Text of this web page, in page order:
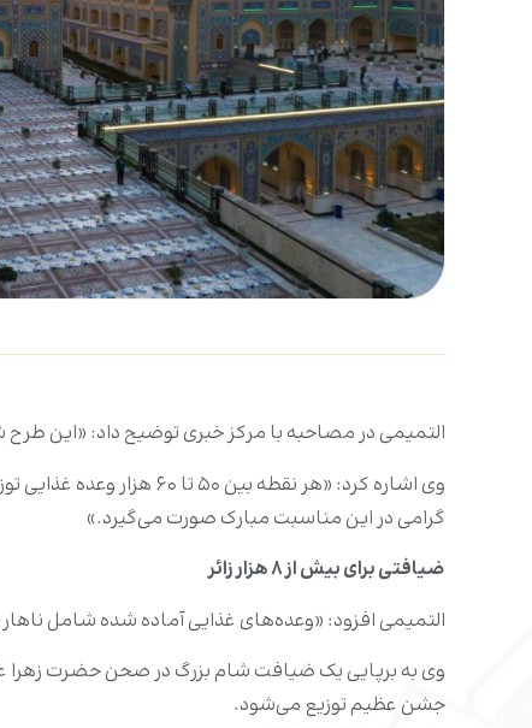
التمیمی در مصاحبه با مرکز خبری توضیح داد: «این طرح شامل آماده‌سازی و توزیع بیش
وی اشاره کرد: «هر
گرامی در این مناسبت مبارک صورت می‌گیرد.»
ضیافتی برای بیش از ۸ هزار زائر
التمیمی افزود: «وعده‌های غذایی آماده شده شامل
جشن عظیم توزیع می‌شود.